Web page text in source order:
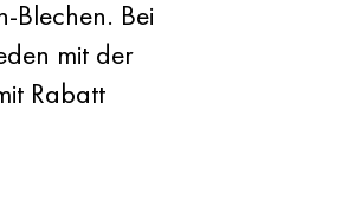
Blechen. Bei
mit der
Rabatt